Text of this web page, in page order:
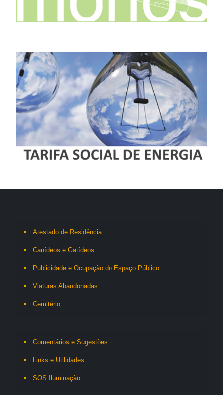
Atestado de Residência
Canídeos e Gatídeos
Publicidade e Ocupação do Espaço Público
Viaturas Abandonadas
Cemitério
Comentários e Sugestões
Links e Utilidades
SOS Iluminação